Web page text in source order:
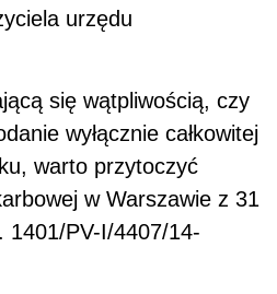
urzędu
się wątpliwością, czy
wyłącznie całkowitej
warto przytoczyć
w Warszawie z 31
1401/PV-I/4407/14-